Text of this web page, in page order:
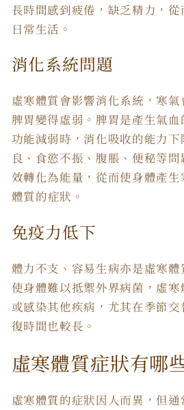
長時間感到疲倦，缺乏精力，
日常生活。
消化系統問題
虛寒體質會影響消化系統，寒
脾胃變得虛弱。脾胃是產生氣
功能減弱時，消化吸收的能力
良、食慾不振、腹脹、便秘等
效轉化為能量，從而使身體產
體質的症狀 。
免疫力低下
體力不支、容易生病亦是虛寒體
使身體難以抵禦外界病菌，虛
或感染其他疾病，尤其在季節
復時間也較長。
虛寒體質症狀有哪
虛寒體質的症狀因人而異，但